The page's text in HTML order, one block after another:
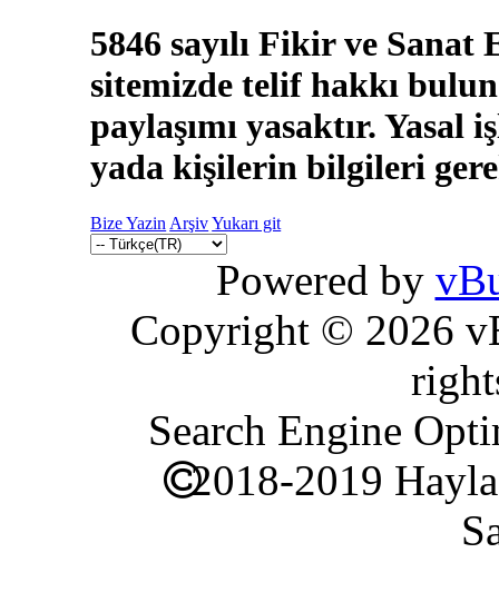
5846 sayılı Fikir ve
sitemizde telif hakkı
paylaşımı yasaktır. Yasal
yada kişilerin bilgileri
Bize Yazin ArşivYukarı git
Powered by
Copyright © 2026
Search Engine
2018-2019